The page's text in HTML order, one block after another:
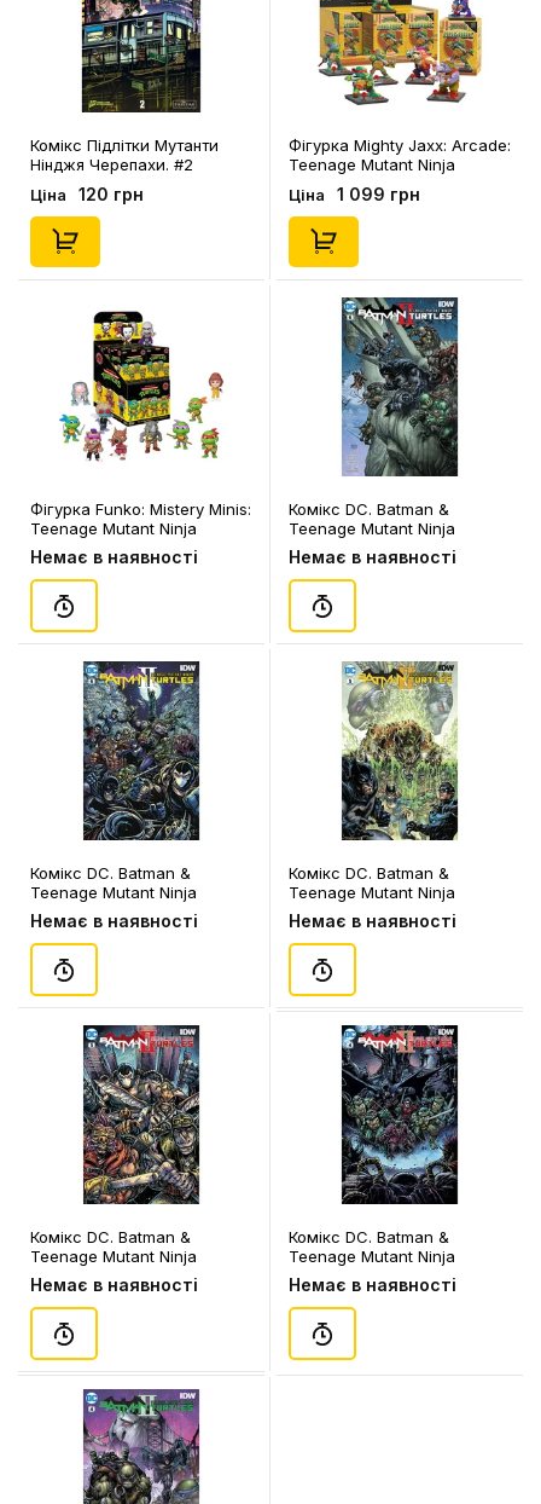
Комікс Підлітки Мутанти
Нінджя Черепахи. #2
(Альтернативна
обкладинка), (997586)
Ціна 120 грн
Фігурка Mighty Jaxx: Arcade:
Teenage Mutant Ninja
Turtles (Blind Box: 1 з 7),
(289361)
Ціна 1 099 грн
Фігурка Funko: Mistery Minis:
Teenage Mutant Ninja
Turtles (Blind Box: 1 з 12),
(72343)
Немає в наявності
Комікс DC. Batman &
Teenage Mutant Ninja
Turtles II. A Knight in New
York. Volume 1. #6, (350611)
Немає в наявності
Комікс DC. Batman &
Teenage Mutant Ninja
Turtles II. A Knight in New
York. Volume 1. #6
(Eastman's Cover), (350621)
Немає в наявності
Комікс DC. Batman &
Teenage Mutant Ninja
Turtles II. A Knight in New
York. Volume 1. #5, (350511)
Немає в наявності
Комікс DC. Batman &
Teenage Mutant Ninja
Turtles II. A Knight in New
York. Volume 1. #5
(Eastman's Cover), (350521)
Немає в наявності
Комікс DC. Batman &
Teenage Mutant Ninja
Turtles II. A Knight in New
York. Volume 1. #4
(Eastman's Cover), (350421)
Немає в наявності